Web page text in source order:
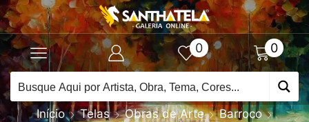
0 0
Início Telas Obras de Arte
Barroco